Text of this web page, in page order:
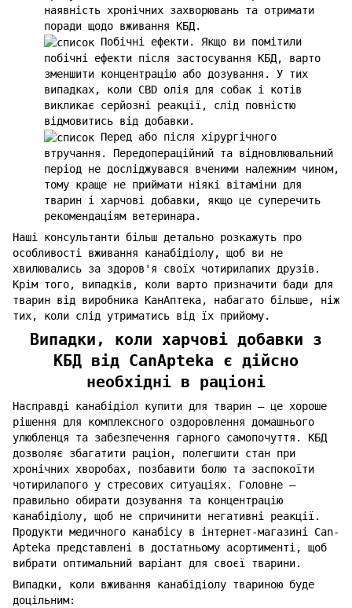
наявність хронічних захворювань та отримати
поради щодо вживання КБД.
Побічні ефекти. Якщо ви помітили
побічні ефекти після застосування КБД, варто
зменшити концентрацію або дозування. У тих
випадках, коли CBD олія для собак і котів
викликає серйозні реакції, слід повністю
відмовитись від добавки.
Перед або після хірургічного
втручання. Передопераційний та відновлювальний
період не досліджувався вченими належним чином,
тому краще не приймати ніякі вітаміни для
тварин і харчові добавки, якщо це суперечить
рекомендаціям ветеринара.
Наші консультанти більш детально розкажуть про
особливості вживання канабідіолу, щоб ви не
хвилювались за здоров'я своїх чотирилапих друзів.
Крім того, випадків, коли варто призначити бади для
тварин від виробника КанАптека, набагато більше, ніж
тих, коли слід утриматись від їх прийому.
Випадки, коли харчові добавки з
КБД від CanApteka є дійсно
необхідні в раціоні
Насправді канабідіол купити для тварин – це хороше
рішення для комплексного оздоровлення домашнього
улюбленця та забезпечення гарного самопочуття. КБД
дозволяє збагатити раціон, полегшити стан при
хронічних хворобах, позбавити болю та заспокоїти
чотирилапого у стресових ситуаціях. Головне –
правильно обирати дозування та концентрацію
канабідіолу, щоб не спричинити негативні реакції.
Продукти медичного канабісу в інтернет-магазині Can-
Apteka представлені в достатньому асортименті, щоб
вибрати оптимальний варіант для своєї тварини.
Випадки, коли вживання канабідіолу твариною буде
доцільним: